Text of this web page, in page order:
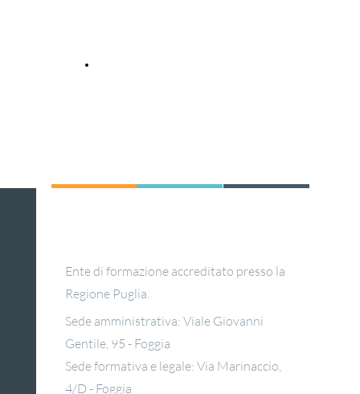
Ente di formazione accreditato presso la
Regione Puglia.
Sede amministrativa: Viale Giovanni
Gentile, 95 - Foggia
Sede formativa e legale: Via Marinaccio,
4/D - Foggia